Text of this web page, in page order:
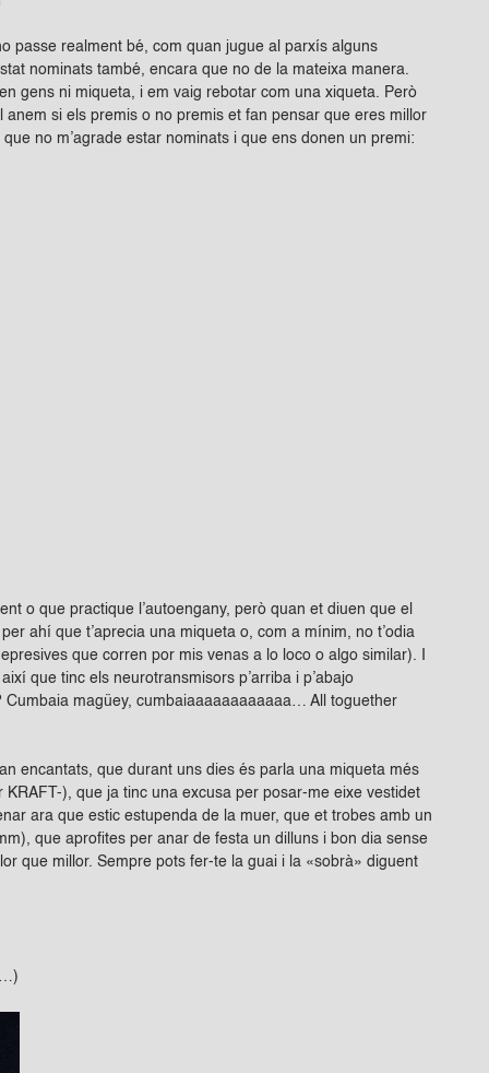
passe realment bé, com quan jugue al parxís alguns
nominats també, encara que no de la mateixa manera.
gens ni miqueta, i em vaig rebotar com una xiqueta. Però
si els premis o no premis et fan pensar que eres millor
no m’agrade estar nominats i que ens donen un premi:
o que practique l’autoengany, però quan et diuen que el
ahí que t’aprecia una miqueta o, com a mínim, no t’odia
que corren por mis venas a lo loco o algo similar). I
que tinc els neurotransmisors p’arriba i p’abajo
magüey, cumbaiaaaaaaaaaaaa… All toguether
encantats, que durant uns dies és parla una miqueta més
), que ja tinc una excusa per posar-me eixe vestidet
ara que estic estupenda de la muer, que et trobes amb un
que aprofites per anar de festa un dilluns i bon dia sense
que millor. Sempre pots fer-te la guai i la «sobrà» diguent